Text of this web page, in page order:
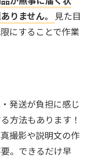
りません。 見た目
にすることで作業
発送が負担に感じ
方法もあります！
撮影や説明文の作
。できるだけ早